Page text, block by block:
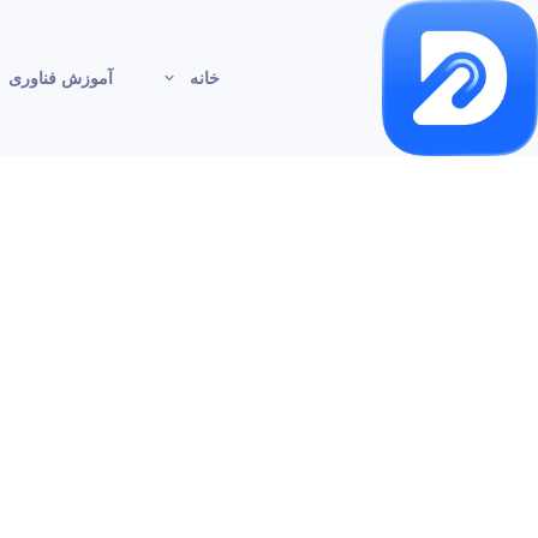
خانه آموزش فناوری